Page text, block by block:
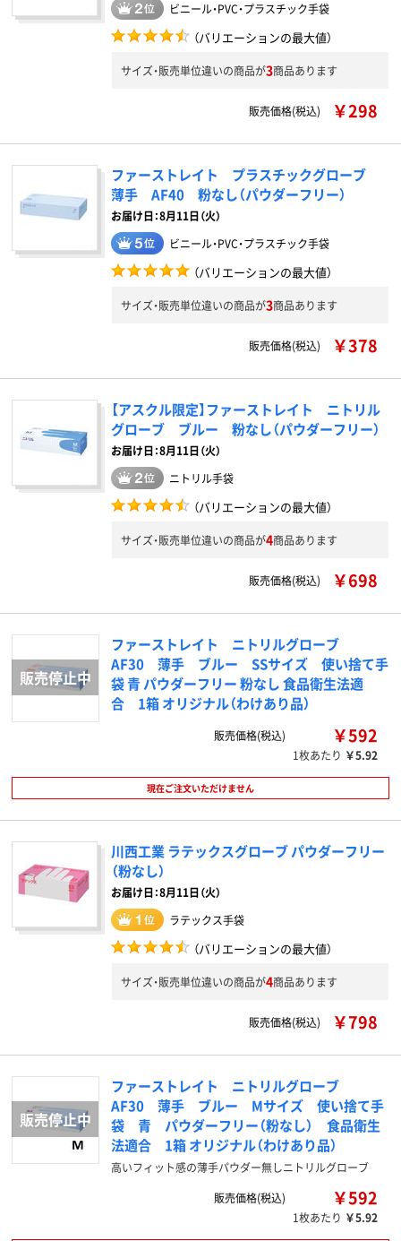
ビニール・PVC・プラスチック手袋
（バリエーションの最大値）
サイズ・販売単位違いの商品が3商品あります
販売価格(税込) ￥298
ファーストレイト プラスチックグローブ
薄手 AF40 粉なし（パウダーフリー）
お届け日：8月11日（火）
ビニール・PVC・プラスチック手袋
（バリエーションの最大値）
サイズ・販売単位違いの商品が3商品あります
販売価格(税込) ￥378
【アスクル限定】ファーストレイト ニトリル
グローブ ブルー 粉なし（パウダーフリー）
お届け日：8月11日（火）
ニトリル手袋
（バリエーションの最大値）
サイズ・販売単位違いの商品が4商品あります
販売価格(税込) ￥698
ファーストレイト ニトリルグローブ
AF30 薄手 ブルー SSサイズ 使い捨て手
袋 青 パウダーフリー 粉なし 食品衛生法適
合 1箱 オリジナル（わけあり品）
販売価格(税込) ￥592
1枚あたり ￥5.92
現在ご注文いただけません
川西工業 ラテックスグローブ パウダーフリー
（粉なし）
お届け日：8月11日（火）
ラテックス手袋
（バリエーションの最大値）
サイズ・販売単位違いの商品が4商品あります
販売価格(税込) ￥798
ファーストレイト ニトリルグローブ
AF30 薄手 ブルー Mサイズ 使い捨て手
袋 青 パウダーフリー（粉なし） 食品衛生
法適合 1箱 オリジナル（わけあり品）
高いフィット感の薄手パウダー無しニトリルグローブ
販売価格(税込)
￥592
1枚あたり ￥5.92